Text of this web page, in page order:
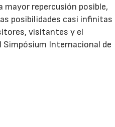
repercusión posible,
posibilidades casi infinitas
visitantes y el
Simpósium Internacional de